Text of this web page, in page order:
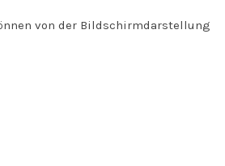
von der Bildschirmdarstellung